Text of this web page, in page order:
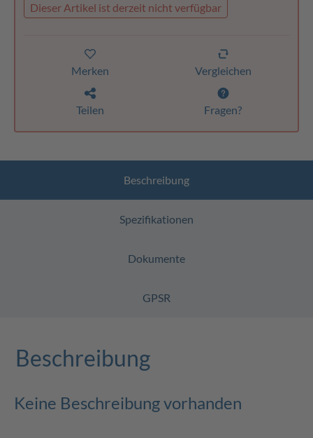
Dieser Artikel ist derzeit nicht verfügbar
Merken Vergleichen
Teilen Fragen?
Beschreibung
Spezifikationen
Dokumente
GPSR
Beschreibung
Keine Beschreibung vorhanden